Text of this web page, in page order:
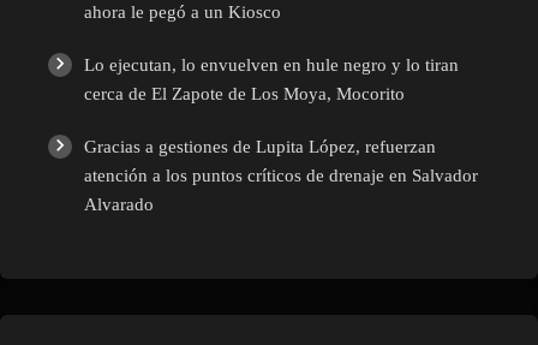
ahora le pegó a un Kiosco
Lo ejecutan, lo envuelven en hule negro y lo tiran
cerca de El Zapote de Los Moya, Mocorito
Gracias a gestiones de Lupita López, refuerzan
atención a los puntos críticos de drenaje en Salvador
Alvarado